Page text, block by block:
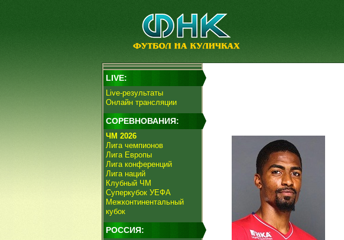
LIVE:
Live-результаты
Онлайн трансляции
СОРЕВНОВАНИЯ:
ЧМ 2026
Лига чемпионов
Лига Европы
Лига конференций
Лига наций
Клубный ЧМ
Суперкубок УЕФА
Межконтинентальный
кубок
РОССИЯ: